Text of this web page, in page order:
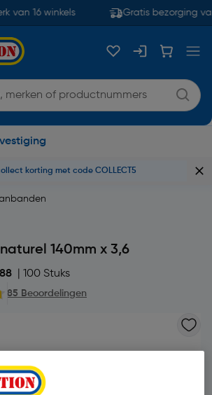
van 16 winkels Gratis bezorging
korting met code COLLECT5
140mm x 3,6
| 100 Stuks
85 Beoordelingen